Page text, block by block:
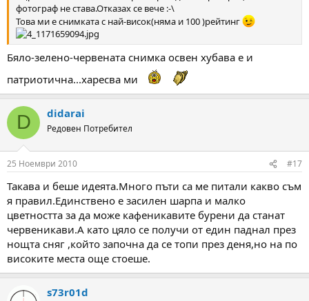
фотограф не става.Отказах се вече :-\
Това ми е снимката с най-висок(няма и 100 )рейтинг
Бяло-зелено-червената снимка освен хубава е и
патриотична...харесва ми
D didarai
Редовен Потребител
25 Ноември 2010 #17
Такава и беше идеята.Много пъти са ме питали какво съм
я правил.Единствено е засилен шарпа и малко
цветността за да може кафеникавите бурени да станат
червеникави.А като цяло се получи от един паднал през
нощта сняг ,който започна да се топи през деня,но на по
високите места още стоеше.
s73r01d